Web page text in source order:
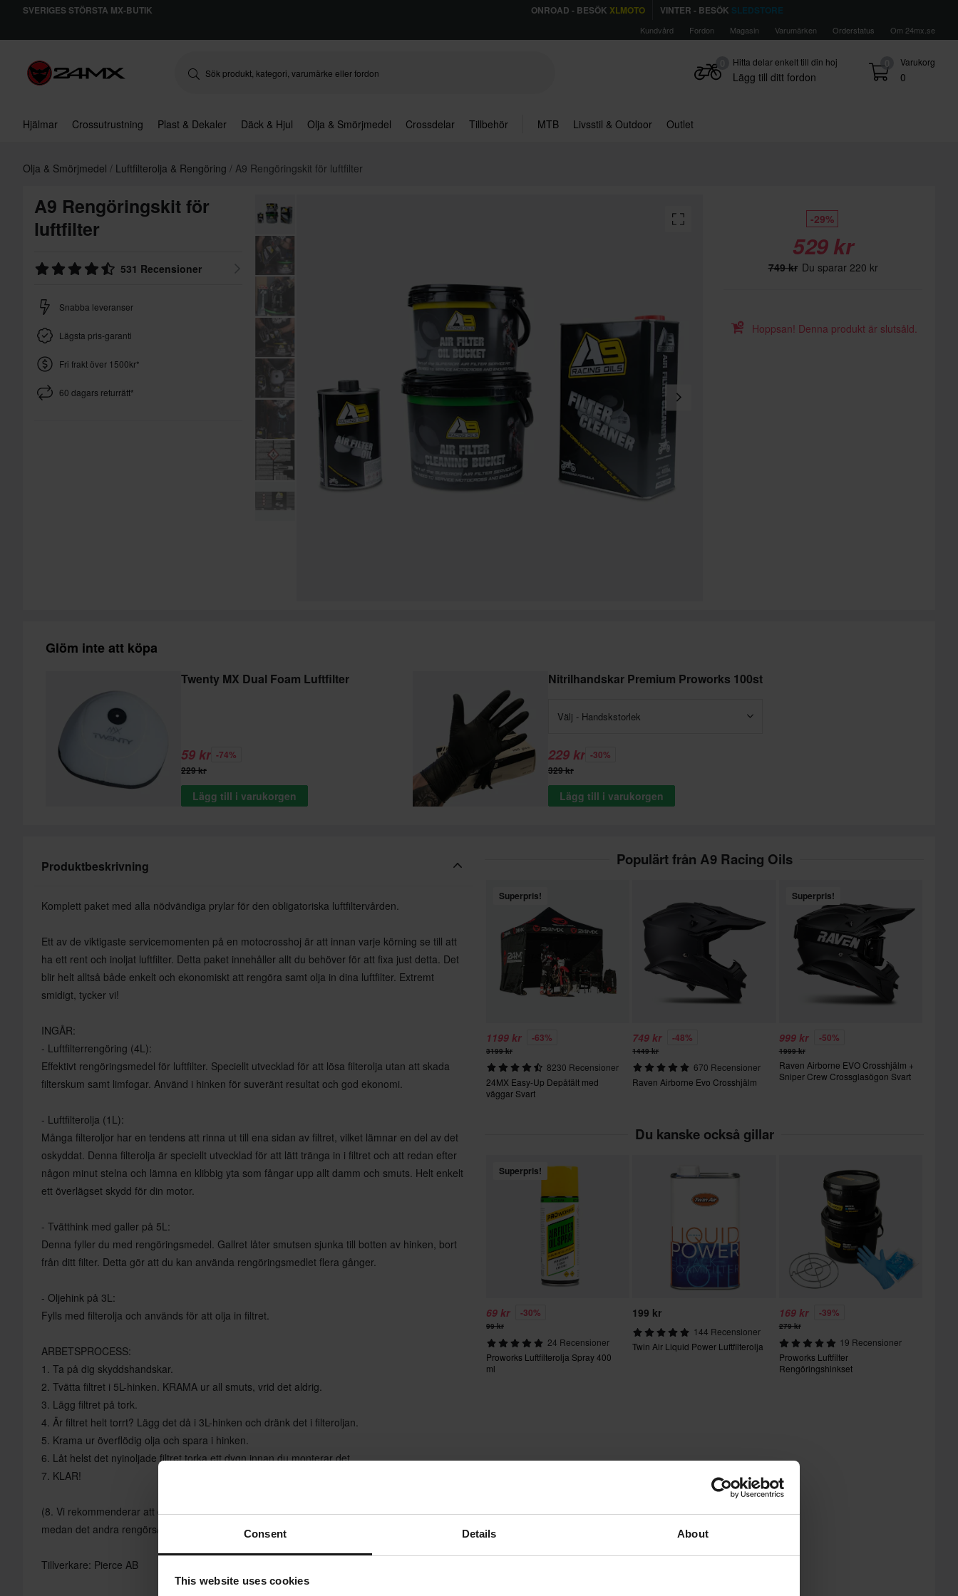
Consent Details About
This website uses cookies
SVERIGES STÖRSTA MX-BUTIK ONROAD - BESÖK XLMOTO VINTER - BESÖK SLEDSTORE
Kundvård Fordon Magasin Varumärken Orderstatus Om 24mx.se
0 Varukorg
0
Hitta delar enkelt till din hoj
Lägg till ditt fordon
Hjälmar Crossutrustning Plast & Dekaler Däck & Hjul Olja & Smörjmedel Crossdelar Tillbehör MTB Livsstil & Outdoor Outlet
Olja & Smörjmedel Luftfilterolja & Rengöring A9 Rengöringskit för luftfilter
A9 Rengöringskit för
luftfilter
531 Recensioner
Snabba leveranser
Lägsta pris-garanti
Fri frakt över 1500kr*
60 dagars returrätt*
-29%
529 kr
749 kr Du sparar 220 kr
Hoppsan! Denna produkt är slutsåld.
Glöm inte att köpa
Twenty MX Dual Foam Luftfilter
59 kr -74%
229 kr
Lägg till i varukorgen
Nitrilhandskar Premium Proworks 100st
Välj - Handskstorlek
229 kr -30%
329 kr
Lägg till i varukorgen
Produktbeskrivning
Komplett paket med alla nödvändiga prylar för den obligatoriska luftfiltervården.
Ett av de viktigaste servicemomenten på en motocrosshoj är att innan varje körning se till att
ha ett rent och inoljat luftfilter. Detta paket innehåller allt du behöver för att fixa just detta. Det
blir helt alltså både enkelt och ekonomiskt att rengöra samt olja in dina luftfilter. Extremt
smidigt, tycker vi!
INGÅR:
- Luftfilterrengöring (4L):
Effektivt rengöringsmedel för luftfilter. Speciellt utvecklad för att lösa filterolja utan att skada
filterskum samt limfogar. Använd i hinken för suveränt resultat och god ekonomi.
- Luftfilterolja (1L):
Många filteroljor har en tendens att rinna ut till ena sidan av filtret, vilket lämnar en del av det
oskyddat. Denna filterolja är speciellt utvecklad för att lätt tränga in i filtret och att redan efter
någon minut stelna och lämna en klibbig yta som fångar upp allt damm och smuts. Helt enkelt
ett överlägset skydd för din motor.
- Tvätthink med galler på 5L:
Denna fyller du med rengöringsmedel. Gallret låter smutsen sjunka till botten av hinken, bort
från ditt filter. Detta gör att du kan använda rengöringsmedlet flera gånger.
- Oljehink på 3L:
Fylls med filterolja och används för att olja in filtret.
ARBETSPROCESS:
1. Ta på dig skyddshandskar.
2. Tvätta filtret i 5L-hinken. KRAMA ur all smuts, vrid det aldrig.
3. Lägg filtret på tork.
4. Är filtret helt torrt? Lägg det då i 3L-hinken och dränk det i filteroljan.
5. Krama ur överflödig olja och spara i hinken.
6. Låt helst det nyinoljade filtret torka ett dygn innan du monterar det.
7. KLAR!
(8. Vi rekommenderar att du har minst ett extra luftfilter, så att du kan montera ett fräscht
medan det andra rengörs/torkar.)
Tillverkare: Pierce AB
Populärt från A9 Racing Oils
Superpris!
1199 kr -63%
3199 kr
8230 Recensioner
24MX Easy-Up Depåtält med
väggar Svart
749 kr -48%
1449 kr
670 Recensioner
Raven Airborne Evo Crosshjälm
Superpris!
999 kr -50%
1999 kr
Raven Airborne EVO Crosshjälm +
Sniper Crew Crossglasögon Svart
Du kanske också gillar
Superpris!
69 kr -30%
99 kr
24 Recensioner
Proworks Luftfilterolja Spray 400
ml
199 kr
144 Recensioner
Twin Air Liquid Power Luftfilterolja
169 kr -39%
279 kr
19 Recensioner
Proworks Luftfilter
Rengöringshinkset